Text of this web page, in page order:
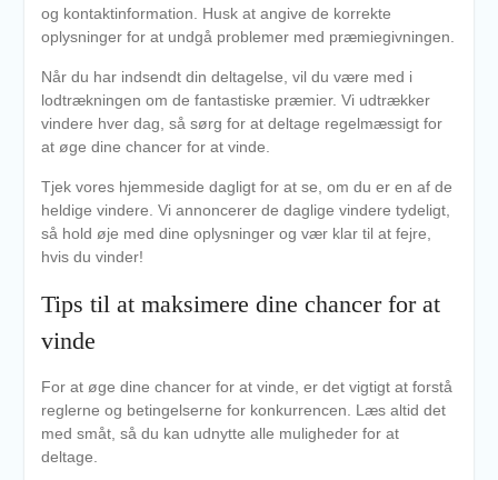
og kontaktinformation. Husk at angive de korrekte
oplysninger for at undgå problemer med præmiegivningen.
Når du har indsendt din deltagelse, vil du være med i
lodtrækningen om de fantastiske præmier. Vi udtrækker
vindere hver dag, så sørg for at deltage regelmæssigt for
at øge dine chancer for at vinde.
Tjek vores hjemmeside dagligt for at se, om du er en af de
heldige vindere. Vi annoncerer de daglige vindere tydeligt,
så hold øje med dine oplysninger og vær klar til at fejre,
hvis du vinder!
Tips til at maksimere dine chancer for at
vinde
For at øge dine chancer for at vinde, er det vigtigt at forstå
reglerne og betingelserne for konkurrencen. Læs altid det
med småt, så du kan udnytte alle muligheder for at
deltage.